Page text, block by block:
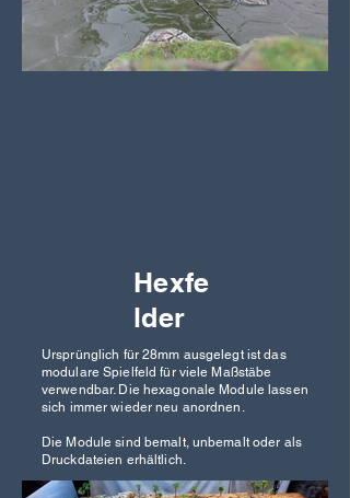
Hexfe
lder
Ursprünglich für 28mm ausgelegt ist das
modulare Spielfeld für viele Maßstäbe
verwendbar. Die hexagonale Module lassen
sich immer wieder neu anordnen.
Die Module sind bemalt, unbemalt oder als
Druckdateien erhältlich.